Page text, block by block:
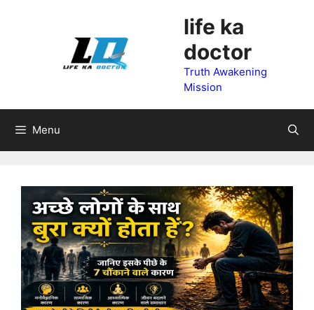
life ka
doctor
Truth Awakening
Mission
Menu